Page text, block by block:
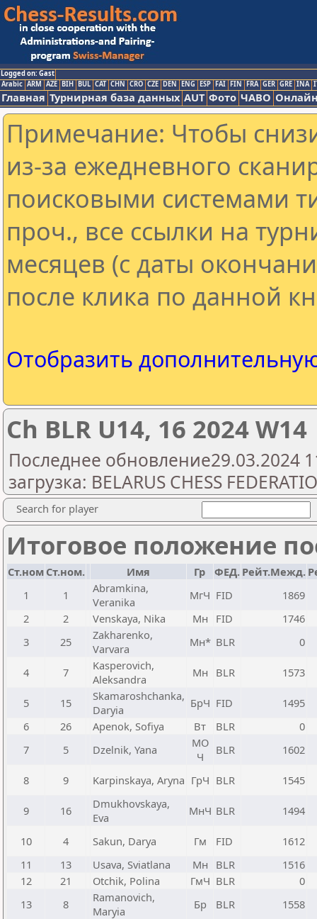
Logged on: Gast
Arabic ARM AZE BIH BUL CAT CHN CRO CZE DEN ENG ESP FAI FIN FRA GER GRE INA
Главная Турнирная база данных AUT Фото ЧАВО
Примечание: Чтобы
из-за ежедневного
поисковыми системами
проч., все ссылки на
месяцев (с даты
после клика по данной
Отобразить
Ch BLR U14, 16 2024 W14
Последнее обновление29.03.2024
загрузка: BELARUS CHESS
Search for player
Итоговое положение
Ст.ном Ст.ном. Имя Гр ФЕД. Рейт.Межд.
1
1
Abramkina,
Veranika
МгЧ FID
1869
2
2 Venskaya, Nika Мн FID
1746
3
25
Zakharenko,
Varvara
Мн* BLR 0
4 7
Kasperovich,
Aleksandra
Мн BLR 1573
5 15
Skamaroshchanka,
Daryia
БрЧ FID
1495
6
26 Apenok, Sofiya Вт BLR
0
7
5 Dzelnik, Yana
МО
Ч
BLR 1602
8 9 Karpinskaya, Aryna ГрЧ BLR 1545
9 16
Dmukhovskaya,
Eva
МнЧ BLR 1494
10 4 Sakun, Darya Гм FID
1612
11
13 Usava, Sviatlana Мн BLR
1516
12
21 Otchik, Polina ГмЧ BLR
0
13
8
Ramanovich,
Maryia
Бр BLR
1558